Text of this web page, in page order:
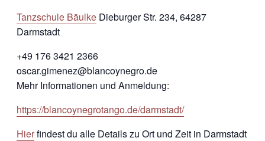
Tanzschule Bäulke Dieburger Str. 234, 64287
Darmstadt
+49 176 3421 2366
oscar.gimenez@blancoynegro.de
Mehr Informationen und Anmeldung:
https://blancoynegrotango.de/darmstadt/
Hierfindest du alle Details zu Ort und Zeit in Darmstadt